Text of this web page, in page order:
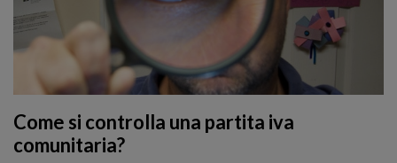
Come si controlla una partita iva
comunitaria?